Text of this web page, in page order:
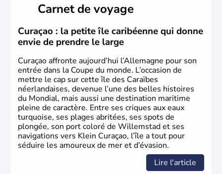
lesquelles bénéficient d'une grande autonomie. Le pays
peut se targuer de grands noms qu'il a vu naître dans tous
les domaines, des arts à la politique en passant par la
philosophie. Hertz, Gutenberg, Heidegger, Thomas Mann,
Herman Hesse ou bien Hegel en font partie.
Carnet de voyage
Curaçao : la petite île caribéenne qui donne
envie de prendre le large
Curaçao affronte aujourd’hui l’Allemagne pour son
entrée dans la Coupe du monde. L’occasion de
mettre le cap sur cette île des Caraïbes
néerlandaises, devenue l’une des belles histoires
du Mondial, mais aussi une destination maritime
pleine de caractère. Entre ses criques aux eaux
turquoise, ses plages abritées, ses spots de
plongée, son port coloré de Willemstad et ses
navigations vers Klein Curaçao, l’île a tout pour
séduire les amoureux de mer et d’évasion.
Lire l'article